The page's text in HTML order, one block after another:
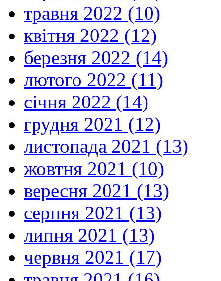
травня 2022 (10)
квітня 2022 (12)
березня 2022 (14)
лютого 2022 (11)
січня 2022 (14)
грудня 2021 (12)
листопада 2021 (13)
жовтня 2021 (10)
вересня 2021 (13)
серпня 2021 (13)
липня 2021 (13)
червня 2021 (17)